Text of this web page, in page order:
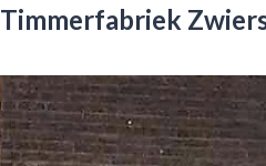
Timmerfabriek